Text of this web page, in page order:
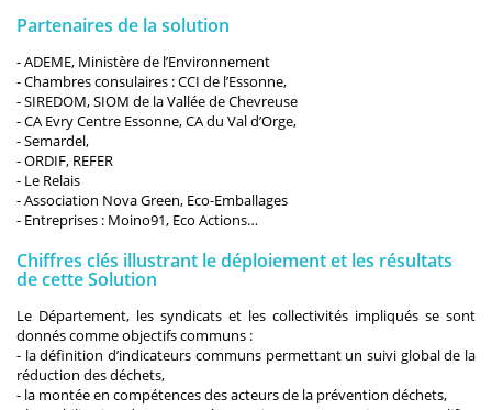
Partenaires de la solution
- ADEME, Ministère de l’Environnement
- Chambres consulaires : CCI de l’Essonne,
- SIREDOM, SIOM de la Vallée de Chevreuse
- CA Evry Centre Essonne, CA du Val d’Orge,
- Semardel,
- ORDIF, REFER
- Le Relais
- Association Nova Green, Eco-Emballages
- Entreprises : Moino91, Eco Actions…
Chiffres clés illustrant le déploiement et les résultats
de cette Solution
Le Département, les syndicats et les collectivités impliqués se sont
donnés comme objectifs communs :
- la définition d’indicateurs communs permettant un suivi global de la
réduction des déchets,
- la montée en compétences des acteurs de la prévention déchets,